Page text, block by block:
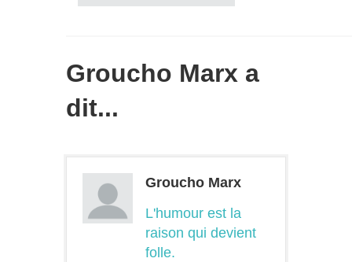
Groucho Marx a
dit...
Groucho Marx
L'humour est la
raison qui devient
folle.